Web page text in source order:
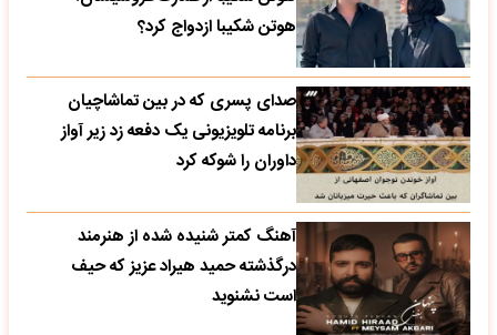
هوتن شکیبا ازدواج کرد؟
صدای پسری که در بین تماشاچیان
برنامه تلویزیونی یک دفعه زد زیر آواز
داوران را شوکه کرد
آهنگ کمتر شنیده شده از هنرمند
درگذشته حمید هیراد عزیز که حیف
است نشنوید